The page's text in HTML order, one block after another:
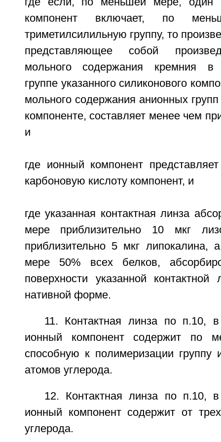
компонент включает, по
триметилсилильную группу, то
представляющее собой
мольного содержания кремния в
группе указанного силиконового
мольного содержания анионных
компоненте, составляет менее чем
и
где ионный компонент
карбоновую кислоту компонент, и
где указанная контактная линза
мере приблизительно 10 мкг
приблизительно 5 мкг липокалина,
мере 50% всех белков,
поверхности указанной
нативной форме.
11. Контактная линза по п.10,
ионный компонент содержит по
способную к полимеризации группу
атомов углерода.
12. Контактная линза по п.10,
ионный компонент содержит от
углерода.